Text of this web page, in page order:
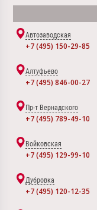
Автозаводская
+7 (495) 150-29-85
Алтуфьево
+7 (495) 846-00-27
Пр-т Вернадского
+7 (495) 789-49-10
Войковская
+7 (495) 129-99-10
Дубровка
+7 (495) 120-12-35